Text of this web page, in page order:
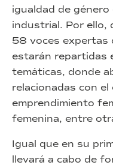
igualdad de
industrial. Por ello,
58 voces expertas
estarán repartidas
temáticas, donde
relacionadas con
emprendimiento
femenina, entre
Igual que en su
llevará a cabo de